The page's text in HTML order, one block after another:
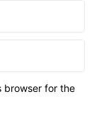
browser for the